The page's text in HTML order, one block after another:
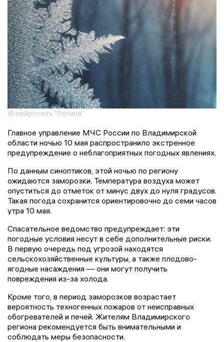
© нейросеть "Регина"
Главное управление МЧС России по Владимирской
области ночью 10 мая распространило экстренное
предупреждение о неблагоприятных погодных явлениях.
По данным синоптиков, этой ночью по региону
ожидаются заморозки. Температура воздуха может
опуститься до отметок от минус двух до нуля градусов.
Такая погода сохранится ориентировочно до семи часов
утра 10 мая.
Спасательное ведомство предупреждает: эти
погодные условия несут в себе дополнительные риски.
В первую очередь под угрозой находятся
сельскохозяйственные культуры, а также плодово-
ягодные насаждения — они могут получить
повреждения из-за холода.
Кроме того, в период заморозков возрастает
вероятность техногенных пожаров от неисправных
обогревателей и печей. Жителям Владимирского
региона рекомендуется быть внимательными и
соблюдать меры безопасности.